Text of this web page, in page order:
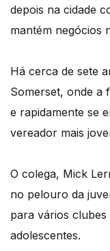
depois na cidade
mantém negócios
Há cerca de sete
Somerset, onde a
e rapidamente se
vereador mais
O colega, Mick
no pelouro da
para vários clubes
adolescentes.